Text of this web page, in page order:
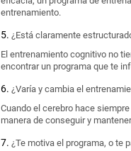
entrenamiento.
¿Está claramente
El entrenamiento cognitivo no
encontrar un programa que te
¿Varía y cambia el
Cuando el cerebro hace
manera de conseguir y
¿Te motiva el programa, o te